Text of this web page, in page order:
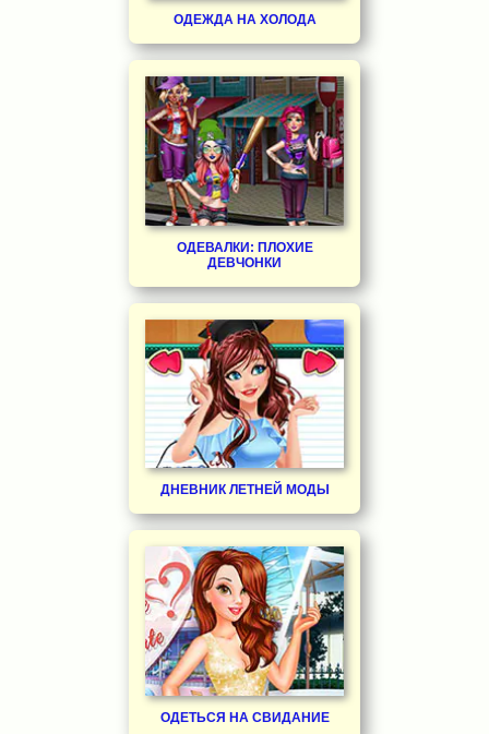
ОДЕЖДА НА ХОЛОДА
ОДЕВАЛКИ: ПЛОХИЕ
ДЕВЧОНКИ
ДНЕВНИК ЛЕТНЕЙ МОДЫ
ОДЕТЬСЯ НА СВИДАНИЕ